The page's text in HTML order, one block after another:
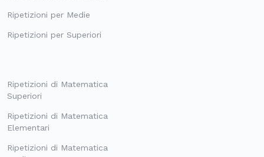
Ripetizioni per Medie
Ripetizioni per Superiori
Ripetizioni di Matematica
Superiori
Ripetizioni di Matematica
Elementari
Ripetizioni di Matematica